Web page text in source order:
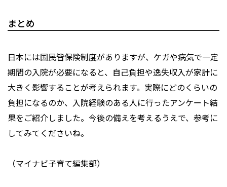
まとめ
日本には国民皆保険制度がありますが、ケガや病気で一定
期間の入院が必要になると、自己負担や逸失収入が家計に
大きく影響することが考えられます。実際にどのくらいの
負担になるのか、入院経験のある人に行ったアンケート結
果をご紹介しました。今後の備えを考えるうえで、参考に
してみてくださいね。
（マイナビ子育て編集部）